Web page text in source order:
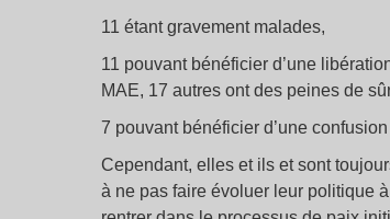
11 étant gravement malades,
11 pouvant bénéficier d’une
MAE, 17 autres ont des peines de
7 pouvant bénéficier d’une
Cependant, elles et ils et sont
à ne pas faire évoluer leur politique